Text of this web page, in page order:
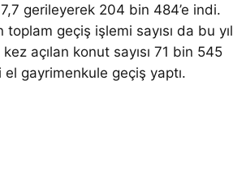
gerileyerek 204 bin 484’e indi.
geçiş işlemi sayısı da bu yıl
açılan konut sayısı 71 bin 545
gayrimenkule geçiş yaptı.